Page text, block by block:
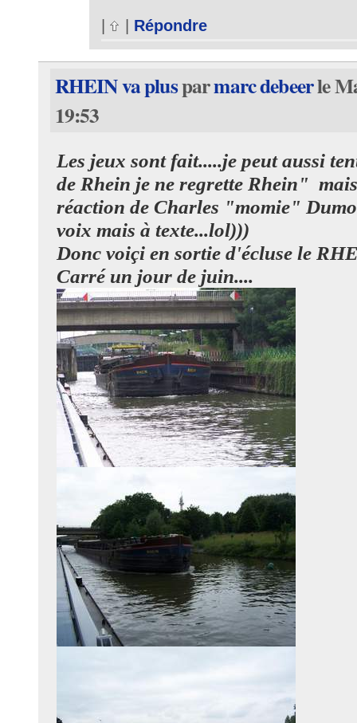
Répondre
RHEIN va plusparmarc debeerle
19:53
Les jeux sont fait.....je peut aussi
de Rhein je ne regrette Rhein"
réaction de Charles "momie"
voix mais à texte...lol)))
Donc voiçi en sortie d'écluse le
Carré un jour de juin....